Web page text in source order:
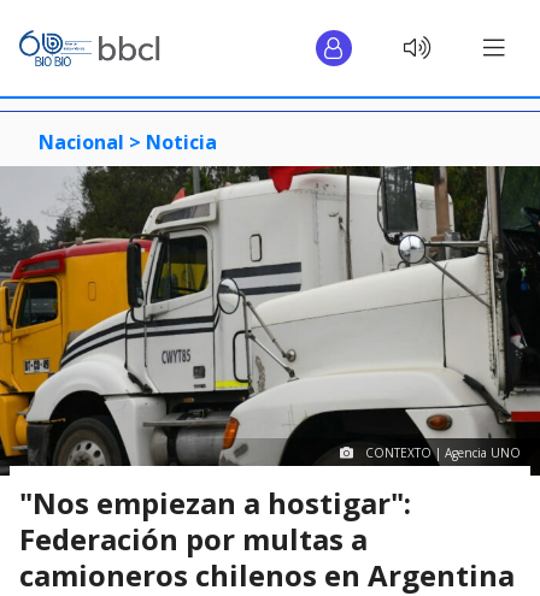
Nacional > Noticia
CONTEXTO | Agencia UNO
"Nos empiezan a hostigar":
Federación por multas a
camioneros chilenos en Argentina